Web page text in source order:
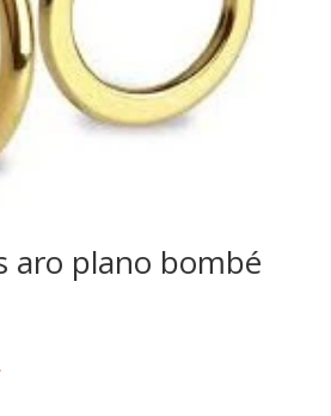
aro plano bombé